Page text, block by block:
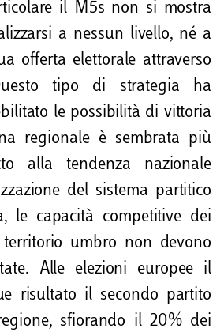
il M5s non si mostra
a nessun livello, né a
offerta elettorale attraverso
tipo di strategia ha
le possibilità di vittoria
regionale è sembrata più
alla tendenza nazionale
del sistema partitico
le capacità competitive dei
umbro non devono
Alle elezioni europee il
risultato il secondo partito
sfiorando il 20% dei